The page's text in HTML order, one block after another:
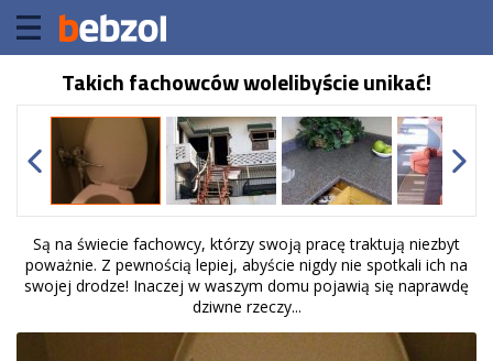
Takich fachowców wolelibyście unikać!
Są na świecie fachowcy, którzy swoją pracę traktują niezbyt
poważnie. Z pewnością lepiej, abyście nigdy nie spotkali ich na
swojej drodze! Inaczej w waszym domu pojawią się naprawdę
dziwne rzeczy...